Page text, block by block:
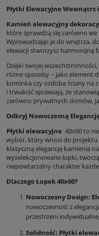
Płytki Elewacyjne Wewnątrz
Kamień elewacyjny
które sprawdzą się zarówno
Wprowadzając je do wnętrza,
elewacji stworzysz harmonijną
Dzięki swojej
różne sposoby – jako element
kominka czy ozdoba ściany na
i trwałość sprawiają, że
zarówno prywatnych domów,
Odkryj Nowoczesną
Płytki elewacyjne 40x60 to
wybór, który wnosi do projektu
klasyczną elegancję kamienia
wyselekcjonowane łupki,
niepowtarzalny charakter
Dlaczego Łupek 40x60?
Nowoczesny Design:
nowoczesność z
przestrzeni
Solidność: Płytki